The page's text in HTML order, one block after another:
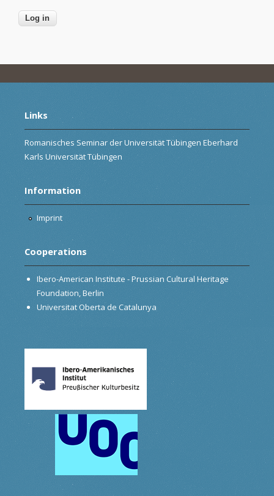
Links
Romanisches Seminar der Universität Tübingen Eberhard
Karls Universität Tübingen
Information
Imprint
Cooperations
Ibero-American Institute - Prussian Cultural Heritage
Foundation, Berlin
Universitat Oberta de Catalunya